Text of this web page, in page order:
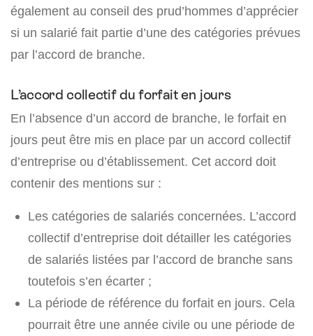
également au conseil des prud’hommes d’apprécier
si un salarié fait partie d’une des catégories prévues
par l’accord de branche.
L’accord collectif du forfait en jours
En l’absence d’un accord de branche, le forfait en
jours peut être mis en place par un accord collectif
d’entreprise ou d’établissement. Cet accord doit
contenir des mentions sur :
Les catégories de salariés concernées. L’accord
collectif d’entreprise doit détailler les catégories
de salariés listées par l’accord de branche sans
toutefois s’en écarter ;
La période de référence du forfait en jours. Cela
pourrait être une année civile ou une période de